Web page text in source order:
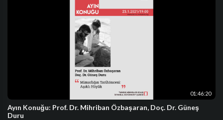
01:46:20
Ayın Konuğu: Prof. Dr. Mihriban Özbaşaran, Doç. Dr. Güneş
Duru